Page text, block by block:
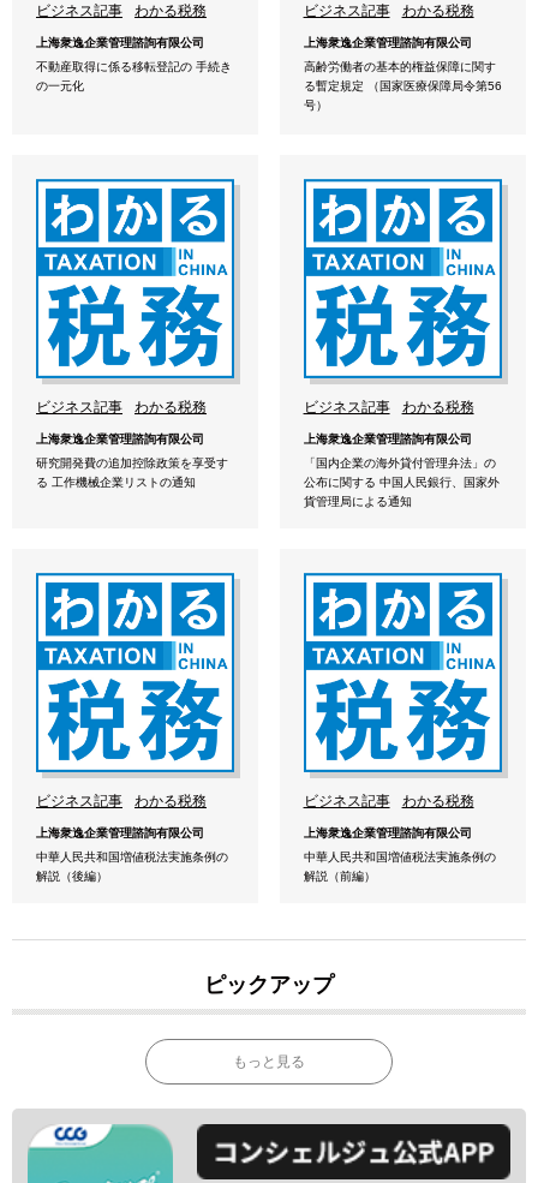
ビジネス記事 わかる税務
上海衆逸企業管理諮詢有限公司
不動産取得に係る移転登記の 手続き
の一元化
ビジネス記事 わかる税務
上海衆逸企業管理諮詢有限公司
高齢労働者の基本的権益保障に関す
る暫定規定 （国家医療保障局令第56
号）
ビジネス記事 わかる税務
上海衆逸企業管理諮詢有限公司
研究開発費の追加控除政策を享受す
る 工作機械企業リストの通知
ビジネス記事 わかる税務
上海衆逸企業管理諮詢有限公司
「国内企業の海外貸付管理弁法」の
公布に関する 中国人民銀行、国家外
貨管理局による通知
ビジネス記事 わかる税務
上海衆逸企業管理諮詢有限公司
中華人民共和国増値税法実施条例の
解説（後編）
ビジネス記事 わかる税務
上海衆逸企業管理諮詢有限公司
中華人民共和国増値税法実施条例の
解説（前編）
ピックアップ
もっと見る